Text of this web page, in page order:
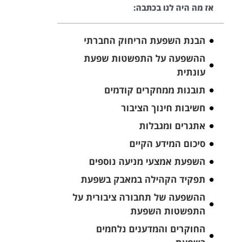
אז מה היה לנו בכתבה:
הבנת השפעת הריחוק החברתי
ההשפעה על התפשטות שפעת
עונתית
תובנות ממחקרים קודמים
חשיבות חינוך הציבור
אתגרים ומגבלות
סיכום המידע הקיים
השפעת אמצעי מניעה נוספים
תפקיד הקהילה במאבק בשפעת
ההשפעה של תחבורה ציבורית על
התפשטות השפעת
החוקרים והמדענים נלחמים